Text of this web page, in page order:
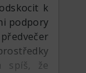
k
podpory
spíš, že